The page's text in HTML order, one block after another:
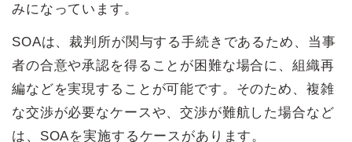
みになっています。
SOAは、裁判所が関与する手続きであるため、当事
者の合意や承認を得ることが困難な場合に、組織再
編などを実現することが可能です。そのため、複雑
な交渉が必要なケースや、交渉が難航した場合など
は、SOAを実施するケースがあります。